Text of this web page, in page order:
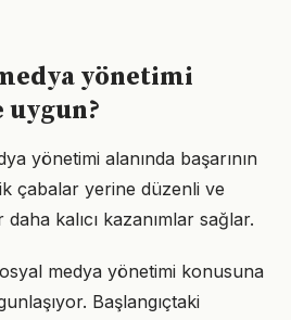
yönetimi
uygun?
yönetimi alanında başarının
çabalar yerine düzenli ve
kalıcı kazanımlar sağlar.
medya yönetimi konusuna
Başlangıçtaki